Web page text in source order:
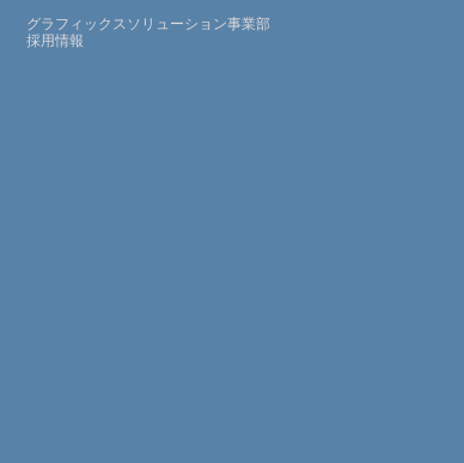
グラフィックスソリューション事業部
採用情報